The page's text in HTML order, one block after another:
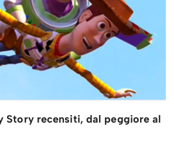
Story recensiti, dal peggiore al